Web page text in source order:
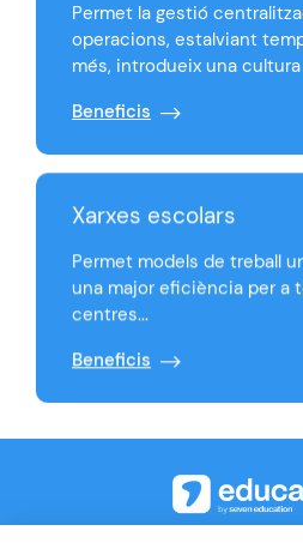
Permet la gestió
operacions, estalviant
més, introdueix una cultura
Beneficis
Xarxes escolars
Permet models de treball
una major eficiència per a
centres...
Beneficis